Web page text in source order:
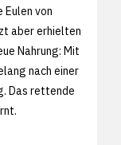
von
aber erhielten
Nahrung: Mit
nach einer
Das rettende